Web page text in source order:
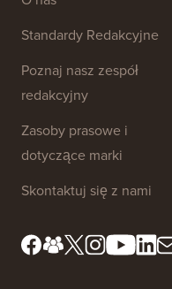
Standardy Redakcyjne
Poznaj nasz zespół
redakcyjny
Zasoby prasowe i
dotyczące marki
Skontaktuj się z nami